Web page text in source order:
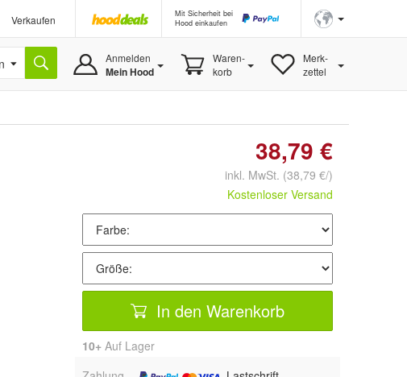
Verkaufen
Mit Sicherheit bei
Hood einkaufen
Anmelden
Mein Hood
Waren-
korb
Merk-
zettel
38,79 €
inkl. MwSt. (38,79 €/)
Kostenloser Versand
In den Warenkorb
10+ Auf Lager